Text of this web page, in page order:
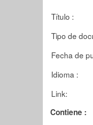
Título :
Tipo de
Fecha de
Idioma :
Link:
Contiene :